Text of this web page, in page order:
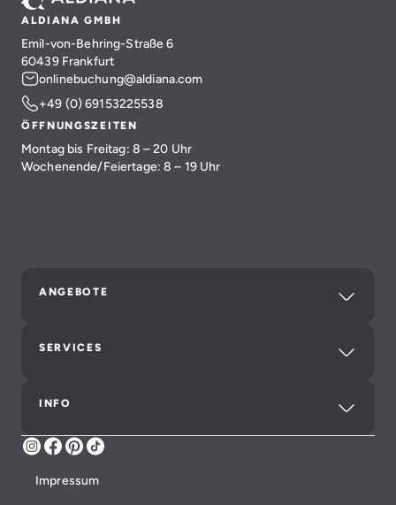
ALDIANA GMBH
Emil-von-Behring-Straße 6
60439 Frankfurt
onlinebuchung@aldiana.com
+49 (0) 69153225538
ÖFFNUNGSZEITEN
Montag bis Freitag: 8 – 20 Uhr
Wochenende/Feiertage: 8 – 19 Uhr
ANGEBOTE
SERVICES
INFO
Instagram
Facebook
Pinterest
Impressum